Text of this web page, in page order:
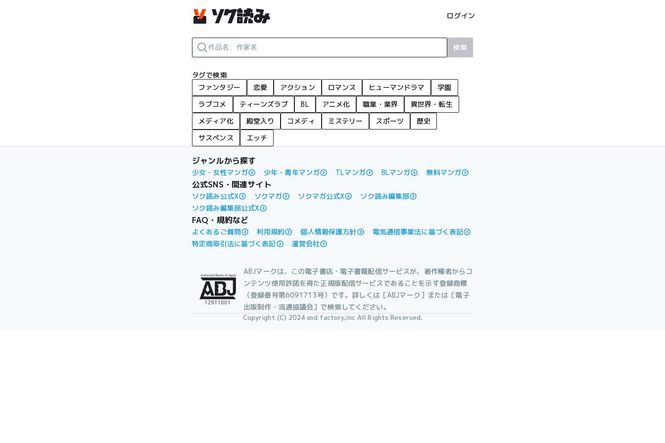
ログイン
検索
タグで検索
ファンタジー
恋愛 アクション ロマンス ヒューマンドラマ
学園
ラブコメ
ティーンズラブ BL アニメ化 職業・業界
異世界・転生
メディア化
殿堂入り コメディ ミステリー スポーツ
歴史
サスペンス
エッチ
ジャンルから探す
少女・女性マンガ 少年・青年マンガ TLマンガ BLマンガ 無料マンガ
公式SNS・関連サイト
ソク読み公式X ソクマガ ソクマガ公式X
ソク読み編集部
ソク読み編集部公式X
FAQ・規約など
よくあるご質問 利用規約 個人情報保護方針
電気通信事業法に基づく表記
特定商取引法に基づく表記
運営会社
ABJマークは、この電子書店・電子書籍配信サービスが、著作権者からコ
ンテンツ使用許諾を得た正規版配信サービスであることを示す登録商標
（登録番号第6091713号）です。詳しくは［ABJマーク］または［電子
出版制作・流通協議会］で検索してください。
Copyright (C) 2024 and factory,inc All Rights Reserved.